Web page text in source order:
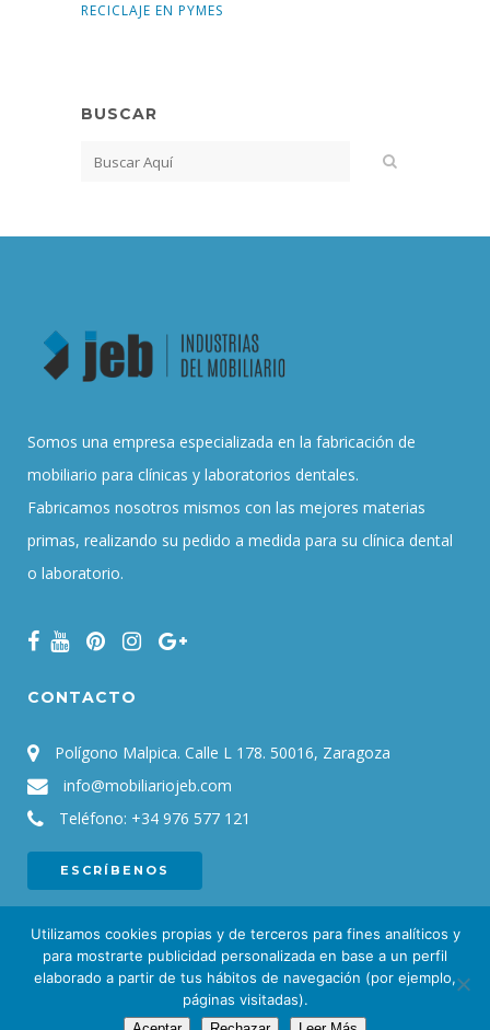
RECICLAJE EN PYMES
BUSCAR
Somos una empresa especializada en la fabricación de
mobiliario para clínicas y laboratorios dentales.
Fabricamos nosotros mismos con las mejores materias
primas, realizando su pedido a medida para su clínica dental
o laboratorio.
CONTACTO
Polígono Malpica. Calle L 178. 50016, Zaragoza
info@mobiliariojeb.com
Teléfono: +34 976 577 121
ESCRÍBENOS
JEB. Mobiliario para clínicas y laboratorios dentales
Utilizamos cookies propias y de terceros para fines analíticos y
para mostrarte publicidad personalizada en base a un perfil
elaborado a partir de tus hábitos de navegación (por ejemplo,
páginas visitadas).